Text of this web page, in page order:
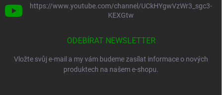
https://www.youtube.com/channel/UCkHYgwVzWr3_sgc3-
KEXGtw
ODEBÍRAT NEWSLETTER
Vložte svůj e-mail a my vám budeme zasílat informace o nových
produktech na našem e-shopu.